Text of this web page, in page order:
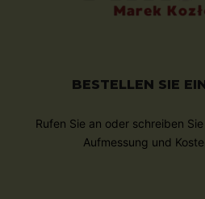
BESTELLEN SIE
Rufen Sie an oder schreiben
Aufmessung und